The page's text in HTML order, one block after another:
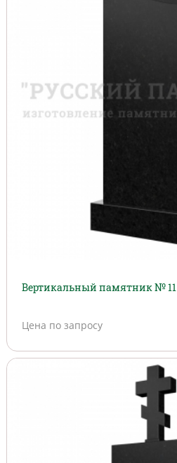
Вертикальный памятник № 11
Цена по запросу